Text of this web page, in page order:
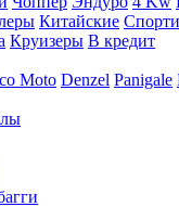
Китайские
Круизеры В кредит
Moto Denzel Panigale